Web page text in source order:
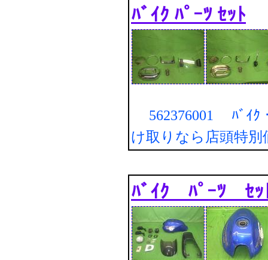
ﾊﾞｲｸ ﾊﾟｰﾂ ｾｯﾄ
562376001 ﾊﾞｲｸ
け取りなら店頭特別
ﾊﾞｲｸ ﾊﾟｰﾂ ｾｯ